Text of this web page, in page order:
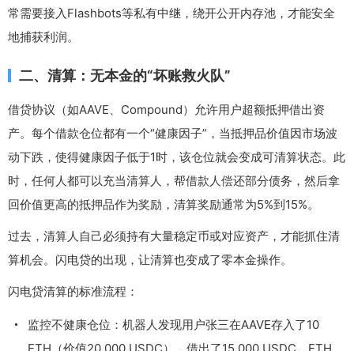
常需要接入Flashbots等私有中继，绕开公开内存池，才能安全
地捕获利润。
二、清算：无本金的“坏账救火队”
借贷协议（如AAVE、Compound）允许用户超额抵押借出资
产。每个借款仓位都有一个“健康因子”，当抵押品价值因市场波
动下跌，使得健康因子低于1时，该仓位就会变成可清算状态。此
时，任何人都可以充当清算人，帮借款人偿还部分债务，然后拿
回价值更高的抵押品作为奖励，清算奖励通常为5%到15%。
过去，清算人自己必须持有大量稳定币或对应资产，才能抓住清
算机会。闪电贷的出现，让清算也变成了零本金操作。
闪电贷清算的标准流程：
监控不健康仓位：机器人发现用户张三在AAVE存入了10